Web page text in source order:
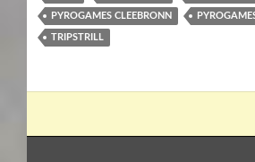
PYROGAMES CLEEBRONN
TRIPSTRILL